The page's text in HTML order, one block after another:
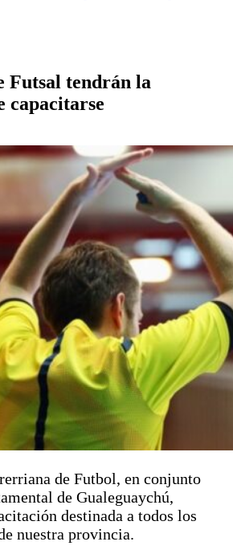
Futsal tendrán la
capacitarse
de Futbol, en conjunto
de Gualeguaychú,
destinada a todos los
nuestra provincia.